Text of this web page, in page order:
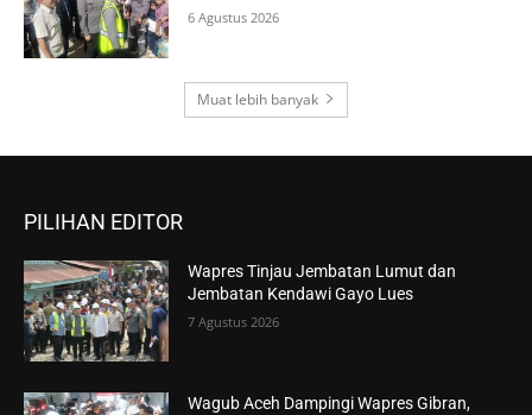
6 Agustus 2026
Muat lebih banyak
PILIHAN EDITOR
Wapres Tinjau Jembatan Lumut dan
Jembatan Kendawi Gayo Lues
7 Agustus 2026
Wagub Aceh Dampingi Wapres Gibran,